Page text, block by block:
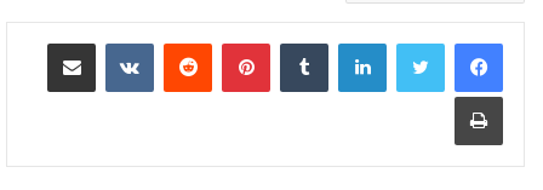
لينكدإن بينتيريست مشاركة عبر البريد
طباعة